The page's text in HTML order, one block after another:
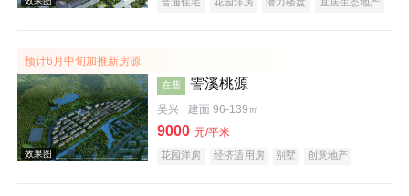
效果图
预计6月中旬加推新房源
在售 霅溪桃源
吴兴 建面 96-139㎡
9000 元/平米
花园洋房 经济适用房 别墅
创意地产